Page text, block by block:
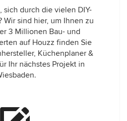
sich durch die vielen DIY-
Wir sind hier, um Ihnen zu
3 Millionen Bau- und
auf Houzz finden Sie
Küchenplaner &
Ihr nächstes Projekt in